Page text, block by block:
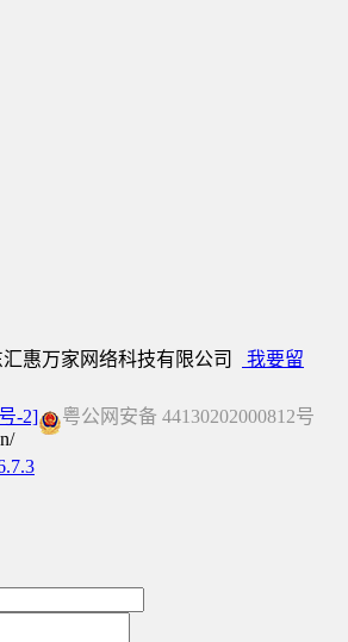
惠万家网络科技有限公司
我要留
-2]
粤公网安备 44130202000812号